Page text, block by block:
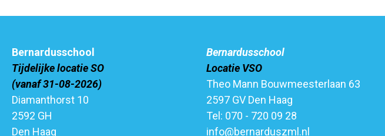
Bernardusschool
Tijdelijke locatie SO
(vanaf 31-08-2026)
Diamanthorst 10
2592 GH
Den Haag
Bernardusschool
Locatie VSO
Theo Mann Bouwmeesterlaan 63
2597 GV Den Haag
Tel: 070 - 720 09 28
info@bernarduszml.nl